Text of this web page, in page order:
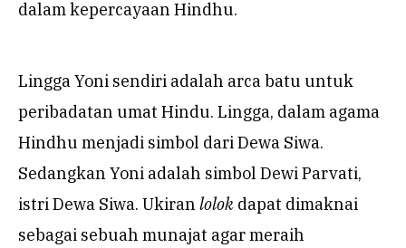
dalam kepercayaan Hindhu.
Lingga Yoni sendiri adalah arca batu untuk
peribadatan umat Hindu. Lingga, dalam agama
Hindhu menjadi simbol dari Dewa Siwa.
Sedangkan Yoni adalah simbol Dewi Parvati,
istri Dewa Siwa. Ukiran lolok dapat dimaknai
sebagai sebuah munajat agar meraih